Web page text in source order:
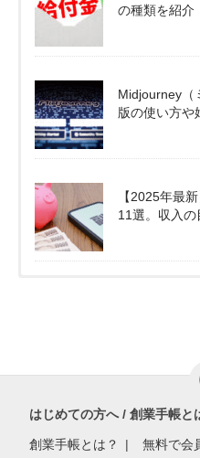
の種類を紹介
Midjourney（
版の使い方や
【2025年最
11選。収入の
はじめての方へ / 創業手帳と
創業手帳とは？ 無料で会